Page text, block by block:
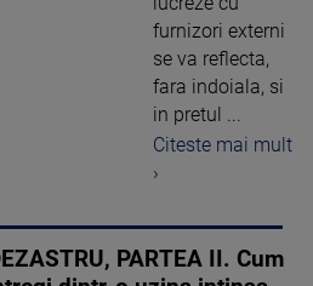
furnizori externi
se va reflecta,
fara indoiala, si
in pretul ...
Citeste mai mult
›
PARTEA II. Cum